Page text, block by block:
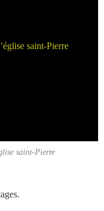
saint-Pierre